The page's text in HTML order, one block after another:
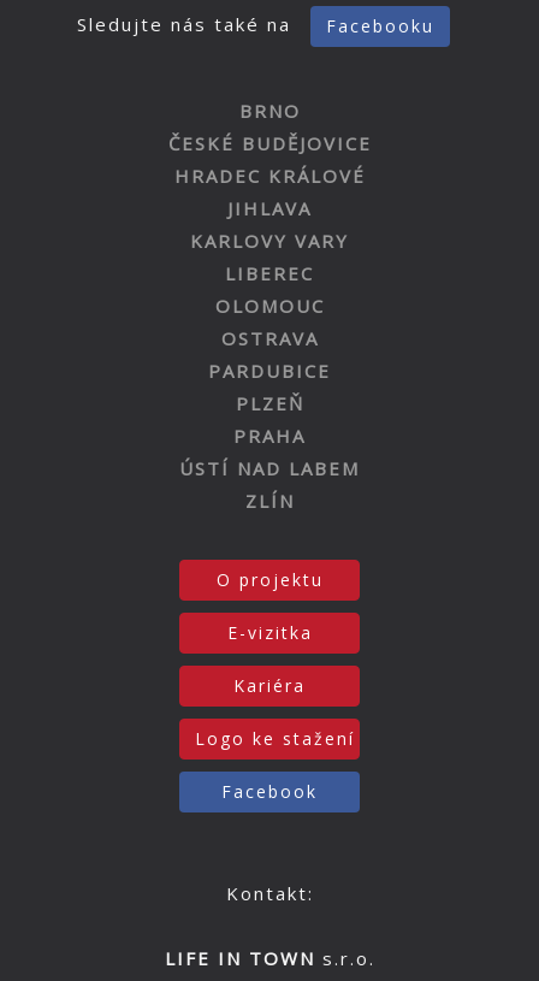
Sledujte nás také na Facebooku
BRNO
ČESKÉ BUDĚJOVICE
HRADEC KRÁLOVÉ
JIHLAVA
KARLOVY VARY
LIBEREC
OLOMOUC
OSTRAVA
PARDUBICE
PLZEŇ
PRAHA
ÚSTÍ NAD LABEM
ZLÍN
O projektu
E-vizitka
Kariéra
Logo ke stažení
Facebook
Kontakt:
LIFE IN TOWN s.r.o.